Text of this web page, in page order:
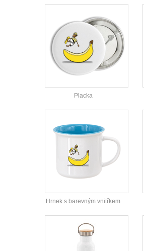
Placka
Hrnek s barevným vnitřkem